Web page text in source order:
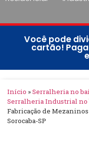
Você pode
cartão!
Início »Serralheria no
Serralheria Industrial no
Fabricação de
Sorocaba-SP